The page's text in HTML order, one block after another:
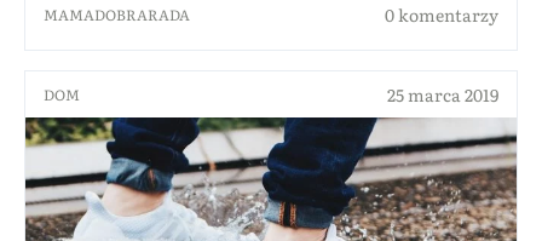
MAMADOBRARADA 0 komentarzy
DOM 25 marca 2019